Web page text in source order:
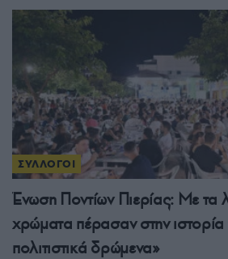
ΣΥΛΛΟΓΟΙ
Ένωση Ποντίων Πιερίας: Με τα
χρώματα πέρασαν στην
πολιτιστικά δρώμενα»